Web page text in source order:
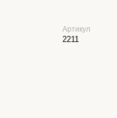
Артикул
2211